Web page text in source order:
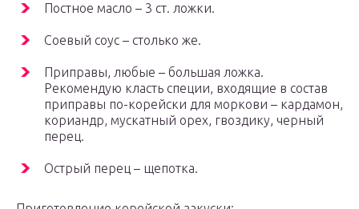
Постное масло – 3 ст. ложки.
Соевый соус – столько же.
Приправы, любые – большая ложка.
Рекомендую класть специи, входящие в состав
приправы по-корейски для моркови – кардамон,
кориандр, мускатный орех, гвоздику, черный
перец.
Острый перец – щепотка.